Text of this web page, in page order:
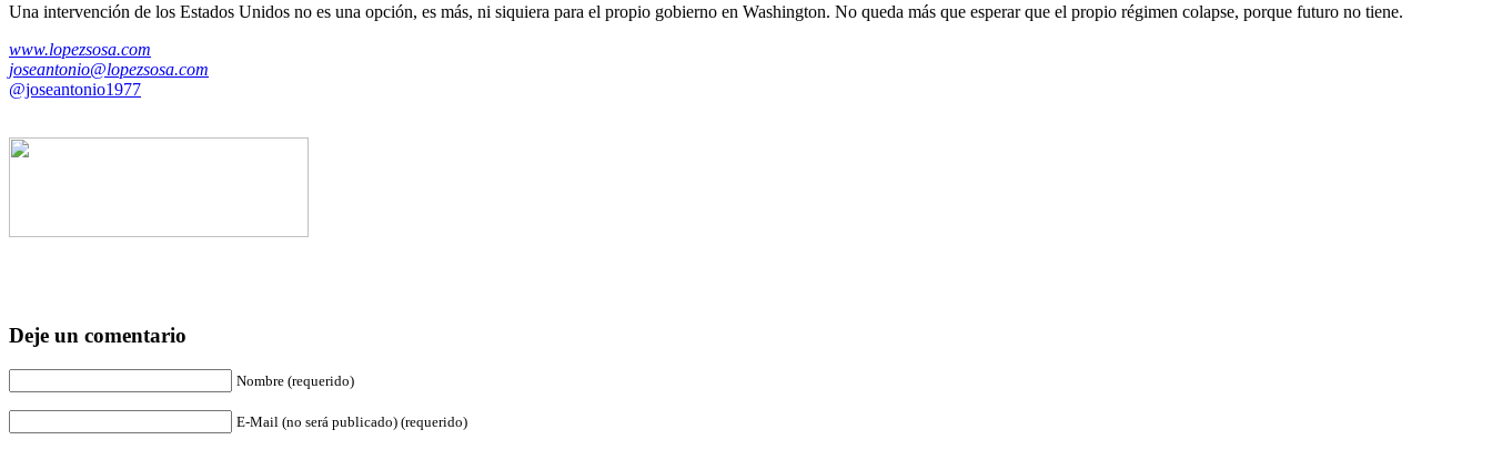
Una intervención de los Estados Unidos no es una opción, es más, ni siquiera para el propio gobierno en Washington. No queda más que esperar que el propio régimen colapse, porque futuro no tiene.
www.lopezsosa.com
joseantonio@lopezsosa.com
@joseantonio1977
Deje un comentario
Nombre (requerido)
E-Mail (no será publicado) (requerido)